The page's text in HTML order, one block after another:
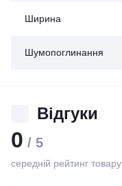
Ширина
Шумопоглинання
Відгуки
0 / 5
середній рейтинг товару